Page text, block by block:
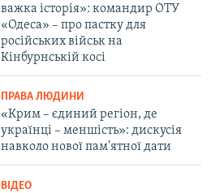
важка історія»: командир ОТУ
«Одеса» – про пастку для
російських військ на
Кінбурнській косі
ПРАВА ЛЮДИНИ
«Крим – єдиний регіон, де
українці – меншість»: дискусія
навколо нової пам'ятної дати
ВІДЕО